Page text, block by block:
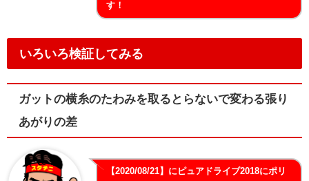
す！
いろいろ検証してみる
ガットの横糸のたわみを取るとらないで変わる張り
あがりの差
【2020/08/21】にピュアドライブ2018にポリ